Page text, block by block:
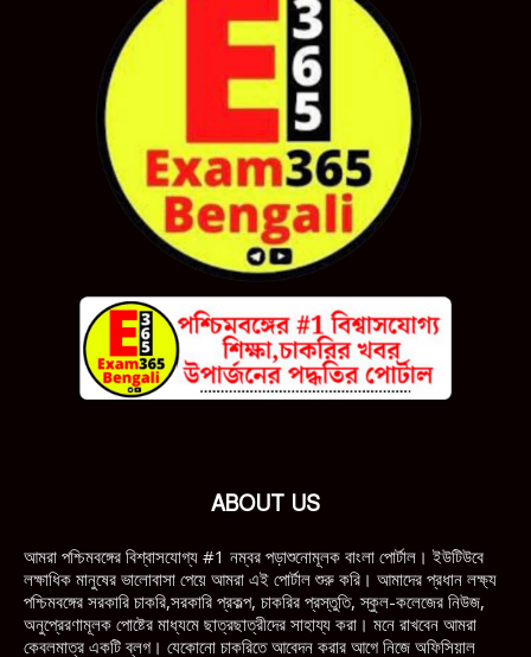
ABOUT US
আমরা পশ্চিমবঙ্গের বিশ্বাসযোগ্য #1 নম্বর পড়াশুনোমূলক বাংলা পোর্টাল। ইউটিউবে
লক্ষাধিক মানুষের ভালোবাসা পেয়ে আমরা এই পোর্টাল শুরু করি। আমাদের প্রধান লক্ষ্য
পশ্চিমবঙ্গের সরকারি চাকরি,সরকারি প্রকল্প, চাকরির প্রস্তুতি, স্কুল-কলেজের নিউজ,
অনুপ্রেরণামূলক পোষ্টের মাধ্যমে ছাত্রছাত্রীদের সাহায্য করা। মনে রাখবেন আমরা
কেবলমাত্র একটি ব্লগ। যেকোনো চাকরিতে আবেদন করার আগে নিজে অফিসিয়াল